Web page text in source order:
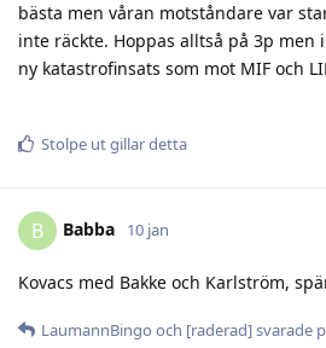
bästa men våran motståndare var
inte räckte. Hoppas alltså på 3p men
ny katastrofinsats som mot MIF och
Stolpe utgillar detta
B Babba 10 jan
Kovacs med Bakke och Karlström,
LaumannBingo och [raderad]svarade